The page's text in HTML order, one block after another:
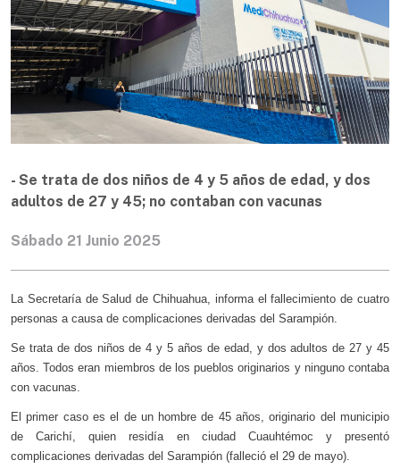
- Se trata de dos niños de 4 y 5 años de edad, y dos
adultos de 27 y 45; no contaban con vacunas
Sábado 21 Junio 2025
La Secretaría de Salud de Chihuahua, informa el fallecimiento de cuatro
personas a causa de complicaciones derivadas del Sarampión.
Se trata de dos niños de 4 y 5 años de edad, y dos adultos de 27 y 45
años. Todos eran miembros de los pueblos originarios y ninguno contaba
con vacunas.
El primer caso es el de un hombre de 45 años, originario del municipio
de Carichí, quien residía en ciudad Cuauhtémoc y presentó
complicaciones derivadas del Sarampión (falleció el 29 de mayo).